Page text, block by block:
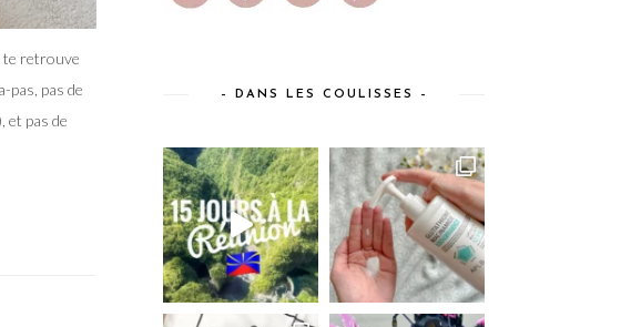
te retrouve
pas, pas de
et pas de
– DANS LES COULISSES –